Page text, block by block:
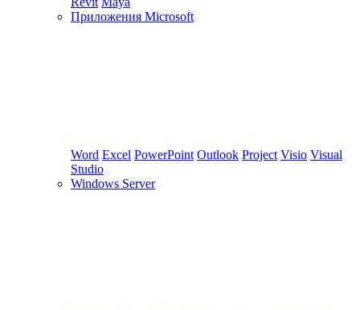
Приложения Microsoft
Word Excel PowerPoint Outlook Project Visio Visual
Studio
Windows Server